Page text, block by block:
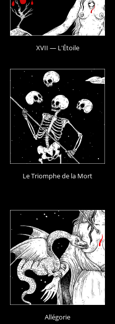
XVII — L'Étoile
Le Triomphe de la Mort
Allégorie